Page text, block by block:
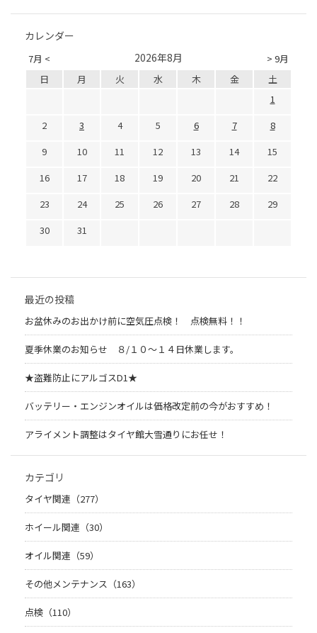
カレンダー
7月 < > 9月
2026年8月
日 月 火 水 木 金
土
1
2
3 4 5 6 7
8
9
10 11 12 13 14
15
16
17 18 19 20 21
22
23
24 25 26 27 28
29
30
31
最近の投稿
お盆休みのお出かけ前に空気圧点検！ 点検無料！！
夏季休業のお知らせ ８/１０～１４日休業します。
★盗難防止にアルゴスD1★
バッテリー・エンジンオイルは価格改定前の今がおすすめ！
アライメント調整はタイヤ館大雪通りにお任せ！
カテゴリ
タイヤ関連（277）
ホイール関連（30）
オイル関連（59）
その他メンテナンス（163）
点検（110）